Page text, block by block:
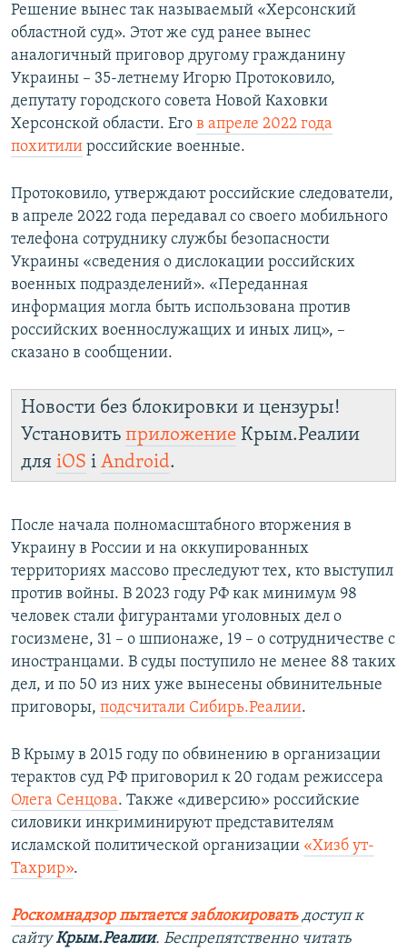
Решение вынес так называемый «Херсонский
областной суд». Этот же суд ранее вынес
аналогичный приговор другому гражданину
Украины – 35-летнему Игорю Протоковило,
депутату городского совета Новой Каховки
Херсонской области. Его в апреле 2022 года
похитили российские военные.
Протоковило, утверждают российские следователи,
в апреле 2022 года передавал со своего мобильного
телефона сотруднику службы безопасности
Украины «сведения о дислокации российских
военных подразделений». «Переданная
информация могла быть использована против
российских военнослужащих и иных лиц», –
сказано в сообщении.
Новости без блокировки и цензуры!
Установить приложение Крым.Реалии
для iOS і Android.
После начала полномасштабного вторжения в
Украину в России и на оккупированных
территориях массово преследуют тех, кто выступил
против войны. В 2023 году РФ как минимум 98
человек стали фигурантами уголовных дел о
госизмене, 31 – о шпионаже, 19 – о сотрудничестве с
иностранцами. В суды поступило не менее 88 таких
дел, и по 50 из них уже вынесены обвинительные
приговоры, подсчитали Сибирь.Реалии.
В Крыму в 2015 году по обвинению в организации
терактов суд РФ приговорил к 20 годам режиссера
Олега Сенцова. Также «диверсию» российские
силовики инкриминируют представителям
исламской политической организации «Хизб ут-
Тахрир».
Роскомнадзор пытается заблокировать доступ к
сайтуКрым.Реалии. Беспрепятственно читать